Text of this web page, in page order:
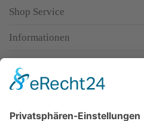
Shop Service
Informationen
Top-Anbieter
Spitzenqualität